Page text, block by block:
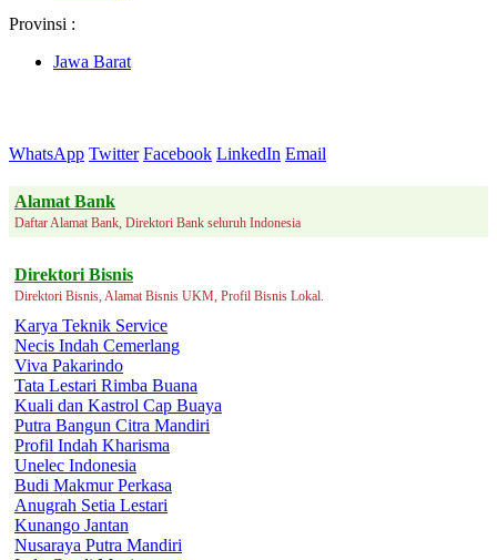
Provinsi :
Jawa Barat
WhatsApp Twitter Facebook LinkedIn Email
Alamat Bank
Daftar Alamat Bank, Direktori Bank seluruh Indonesia
Direktori Bisnis
Direktori Bisnis, Alamat Bisnis UKM, Profil Bisnis Lokal.
Karya Teknik Service
Necis Indah Cemerlang
Viva Pakarindo
Tata Lestari Rimba Buana
Kuali dan Kastrol Cap Buaya
Putra Bangun Citra Mandiri
Profil Indah Kharisma
Unelec Indonesia
Budi Makmur Perkasa
Anugrah Setia Lestari
Kunango Jantan
Nusaraya Putra Mandiri